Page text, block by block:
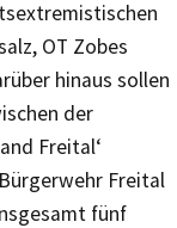
OT Zobes
hinaus sollen
der
Freital‘
Freital
fünf